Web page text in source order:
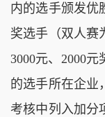
内的选手颁发优
奖选手（双人赛
3000元、2000
的选手所在企业
考核中列入加分